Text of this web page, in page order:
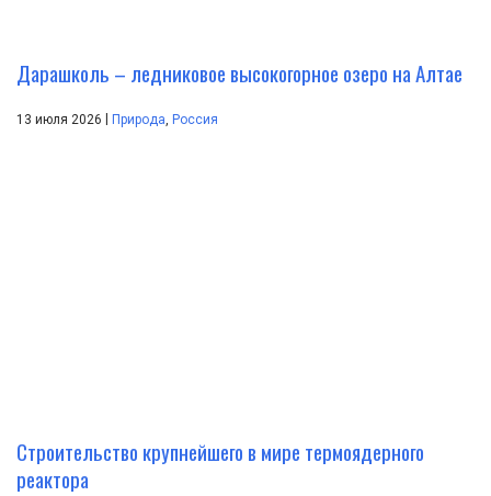
Дарашколь – ледниковое высокогорное озеро на Алтае
13 июля 2026 | Природа Россия
Строительство крупнейшего в мире термоядерного
реактора